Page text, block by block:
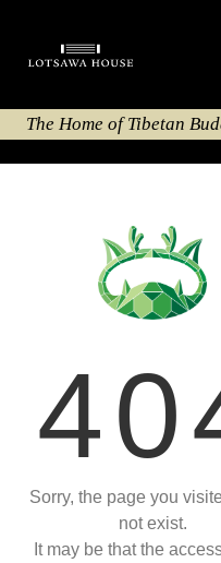
The Home of Tibetan
Sorry, the page you
not exist.
It may be that the